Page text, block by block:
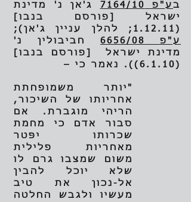
ב ע"פ 7164/10
ג'אן נ' מדינת
ישראל [פורסם בנבו]
(1.12.11; להלן עניין ג'אן);
ע"פ 6656/08
חביבולין נ'
מדינת ישראל [פורסם בנבו]
(6.1.10)). נאמר כי –
"יותר משמופחתת
אחריותו של השיכור,
הריהי מוגברת. אם
סבור אדם כי מחמת
שכרותו יִפּטר
מאחריות פלילית
משום שמצבו גרם לו
שלא יוכל להבין
אל-נכון את טיב
מעשיו ולגבש החלטה